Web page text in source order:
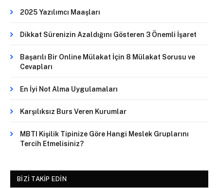
2025 Yazılımcı Maaşları
Dikkat Sürenizin Azaldığını Gösteren 3 Önemli İşaret
Başarılı Bir Online Mülakat İçin 8 Mülakat Sorusu ve
Cevapları
En İyi Not Alma Uygulamaları
Karşılıksız Burs Veren Kurumlar
MBTI Kişilik Tipinize Göre Hangi Meslek Gruplarını
Tercih Etmelisiniz?
BIZI TAKIP EDIN